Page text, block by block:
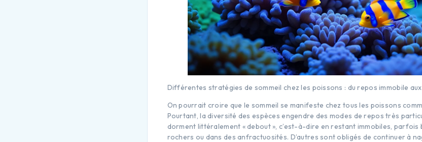
Différentes stratégies de sommeil chez les poissons : du repos immobile
On pourrait croire que le sommeil se manifeste chez tous les poissons
Pourtant, la diversité des espèces engendre des modes de repos très
dorment littéralement « debout », c’est-à-dire en restant immobiles, parfois
rochers ou dans des anfractuosités. D’autres sont obligés de continuer à